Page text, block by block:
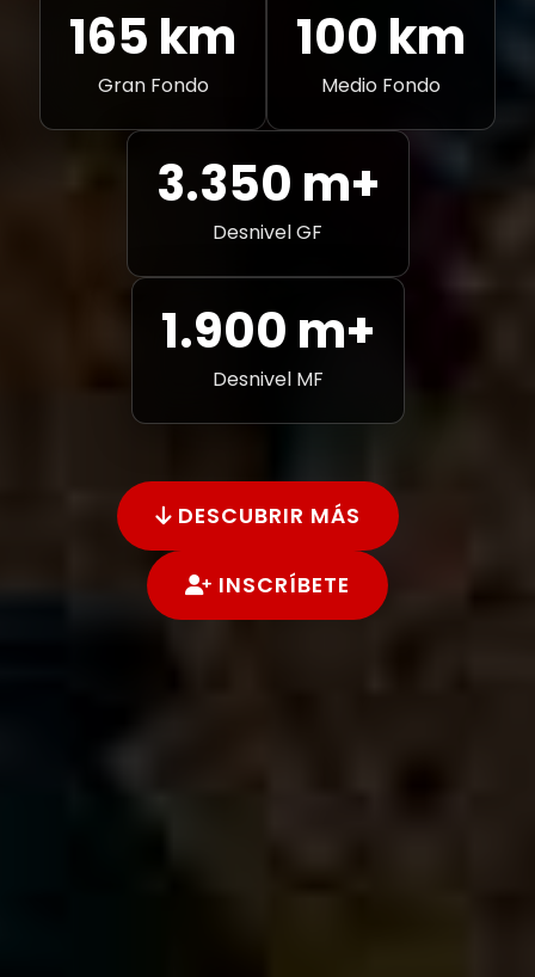
165 km
Gran Fondo
100 km
Medio Fondo
3.350 m+
Desnivel GF
1.900 m+
Desnivel MF
DESCUBRIR MÁS
INSCRÍBETE